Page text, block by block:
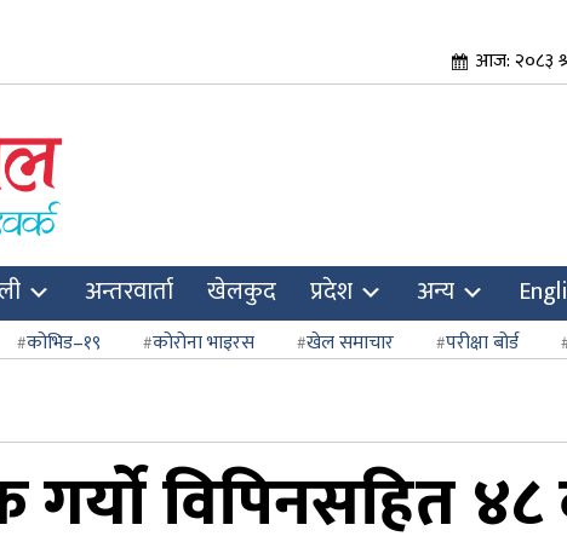
आज: २०८३
अन्तरवार्ता खेलकुद प्रदेश अन्य
कोभिड–१९ कोरोना भाइरस खेल समाचार
परीक्षा बोर्ड
विपिनसहित ४८